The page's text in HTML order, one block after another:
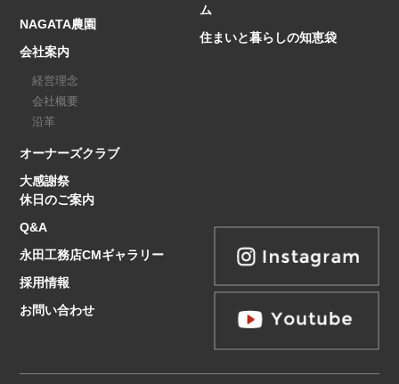
NAGATA農園
会社案内
経営理念
会社概要
沿革
オーナーズクラブ
大感謝祭
休日のご案内
Q&A
永田工務店CMギャラリー
採用情報
お問い合わせ
ム
住まいと暮らしの知恵袋